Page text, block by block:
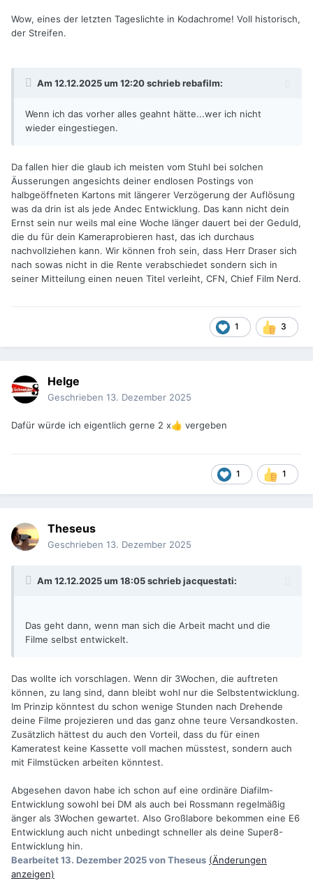
Wow, eines der letzten Tageslichte in Kodachrome! Voll historisch,
der Streifen.
Am 12.12.2025 um 12:20 schriebrebafilm:
Wenn ich das vorher alles geahnt hätte...wer ich nicht
wieder eingestiegen.
Da fallen hier die glaub ich meisten vom Stuhl bei solchen
Äusserungen angesichts deiner endlosen Postings von
halbgeöffneten Kartons mit längerer Verzögerung der Auflösung
was da drin ist als jede Andec Entwicklung. Das kann nicht dein
Ernst sein nur weils mal eine Woche länger dauert bei der Geduld,
die du für dein Kameraprobieren hast, das ich durchaus
nachvollziehen kann. Wir können froh sein, dass Herr Draser sich
nach sowas nicht in die Rente verabschiedet sondern sich in
seiner Mitteilung einen neuen Titel verleiht, CFN, Chief Film Nerd.
1 3
Helge
Geschrieben 13. Dezember 2025
Dafür würde ich eigentlich gerne 2 x👍 vergeben
1 1
Theseus
Geschrieben 13. Dezember 2025
Am 12.12.2025 um 18:05 schriebjacquestati:
Das geht dann, wenn man sich die Arbeit macht und die
Filme selbst entwickelt.
Das wollte ich vorschlagen. Wenn dir 3Wochen, die auftreten
können, zu lang sind, dann bleibt wohl nur die Selbstentwicklung.
Im Prinzip könntest du schon wenige Stunden nach Drehende
deine Filme projezieren und das ganz ohne teure Versandkosten.
Zusätzlich hättest du auch den Vorteil, dass du für einen
Kameratest keine Kassette voll machen müsstest, sondern auch
mit Filmstücken arbeiten könntest.
Abgesehen davon habe ich schon auf eine ordinäre Diafilm-
Entwicklung sowohl bei DM als auch bei Rossmann regelmäßig
änger als 3Wochen gewartet. Also Großlabore bekommen eine E6
Entwicklung auch nicht unbedingt schneller als deine Super8-
Entwicklung hin.
Bearbeitet13. Dezember 2025von Theseus (Änderungen
anzeigen)